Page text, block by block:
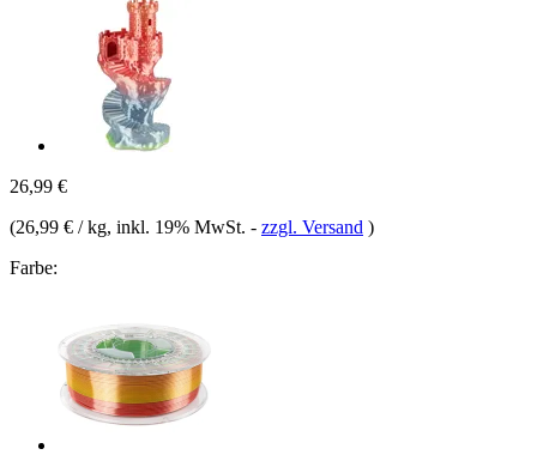
26,99 €
(26,99 € / kg, inkl. 19% MwSt. - zzgl. Versand )
Farbe: